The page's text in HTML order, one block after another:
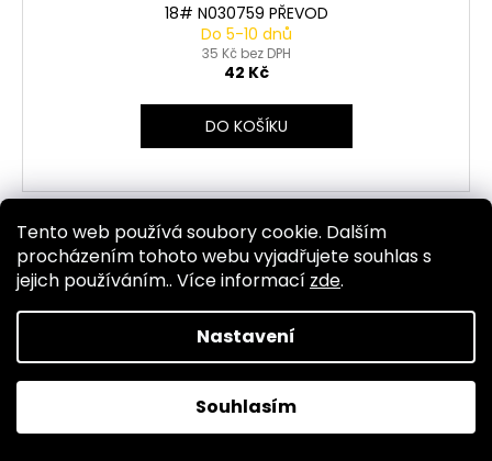
Tento web používá soubory cookie. Dalším
procházením tohoto webu vyjadřujete souhlas s
jejich používáním.. Více informací zde.
Nastavení
Souhlasím
18# N030759 PŘEVOD
Do 5-10 dnů
35 Kč bez DPH
42 Kč
DO KOŠÍKU